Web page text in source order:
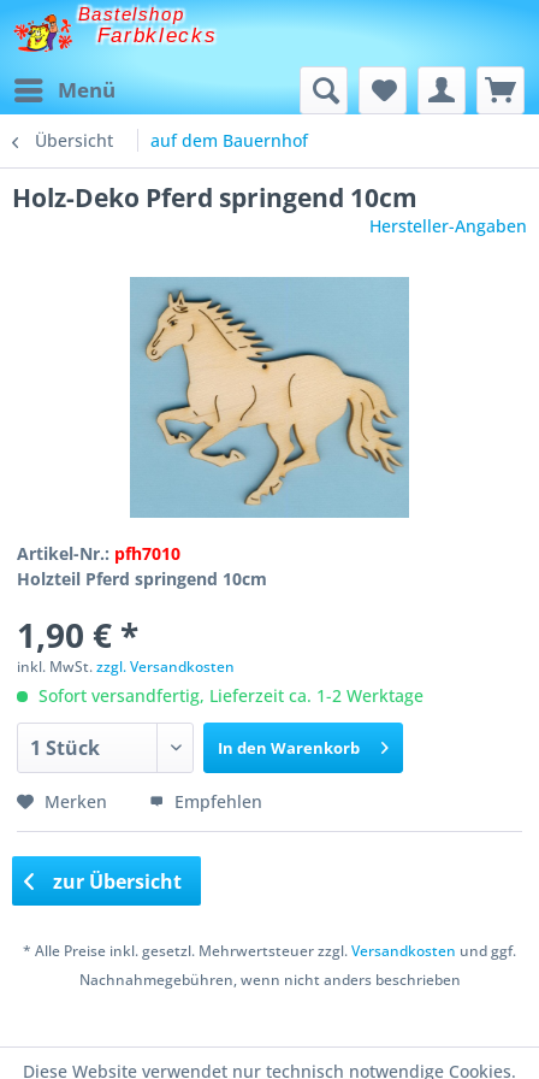
Bastelshop
Farbklecks
Menü
Übersicht auf dem Bauernhof
Holz-Deko Pferd springend 10cm
Hersteller-Angaben
Artikel-Nr.: pfh7010
Holzteil Pferd springend 10cm
1,90 € *
inkl. MwSt.zzgl. Versandkosten
Sofort versandfertig, Lieferzeit ca. 1-2 Werktage
In den Warenkorb
Merken Empfehlen
zur Übersicht
* Alle Preise inkl. gesetzl. Mehrwertsteuer zzgl.Versandkosten und ggf.
Nachnahmegebühren, wenn nicht anders beschrieben
Diese Website verwendet nur technisch notwendige Cookies.